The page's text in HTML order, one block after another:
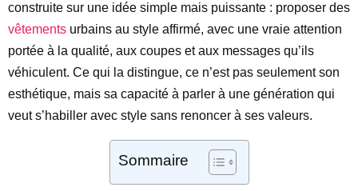
construite sur une idée simple mais puissante : proposer des
vêtements urbains au style affirmé, avec une vraie attention
portée à la qualité, aux coupes et aux messages qu’ils
véhiculent. Ce qui la distingue, ce n’est pas seulement son
esthétique, mais sa capacité à parler à une génération qui
veut s’habiller avec style sans renoncer à ses valeurs.
Sommaire